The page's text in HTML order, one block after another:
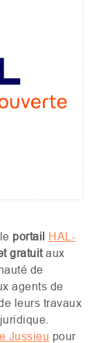
portail HAL -
gratuitaux
de
agents de
leurs travaux
Jussieu pour